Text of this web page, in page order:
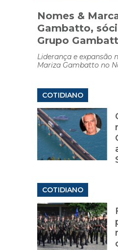
Nomes &
Gambatto,
Grupo
Liderança e expansão
Mariza Gambatto no
COTIDIANO
COTIDIANO